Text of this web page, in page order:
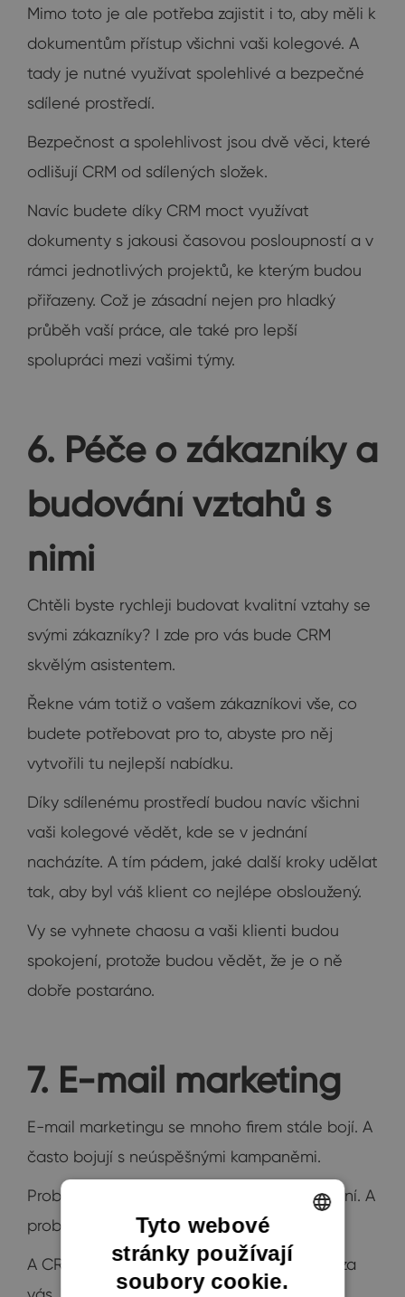
Mimo toto je ale potřeba zajistit i to, aby měli k
dokumentům přístup všichni vaši kolegové. A
tady je nutné využívat spolehlivé a bezpečné
sdílené prostředí.
Bezpečnost a spolehlivost jsou dvě věci, které
odlišují CRM od sdílených složek.
Navíc budete díky CRM moct využívat
dokumenty s jakousi časovou posloupností a v
rámci jednotlivých projektů, ke kterým budou
přiřazeny. Což je zásadní nejen pro hladký
průběh vaší práce, ale také pro lepší
spolupráci mezi vašimi týmy.
6. Péče o zákazníky a
budování vztahů s
nimi
Chtěli byste rychleji budovat kvalitní vztahy se
svými zákazníky? I zde pro vás bude CRM
skvělým asistentem.
Řekne vám totiž o vašem zákazníkovi vše, co
budete potřebovat pro to, abyste pro něj
vytvořili tu nejlepší nabídku.
Díky sdílenému prostředí budou navíc všichni
vaši kolegové vědět, kde se v jednání
nacházíte. A tím pádem, jaké další kroky udělat
tak, aby byl váš klient co nejlépe obsloužený.
Vy se vyhnete chaosu a vaši klienti budou
spokojení, protože budou vědět, že je o ně
dobře postaráno.
7. E-mail marketing
E-mail marketingu se mnoho firem stále bojí. A
často bojují s neúspěšnými kampaněmi.
Problém číslo jedna je design jejich kampaní. A
problém číslo dva nicneříkající obsah.
A CRM by mělo vyřešit oba tyto problémy za
ENGLISH
CZECH
Tyto webové
stránky používají
soubory cookie.